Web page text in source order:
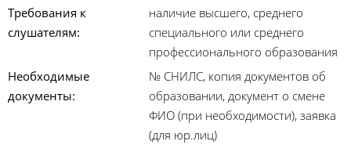
Требования к
слушателям:
наличие высшего, среднего
специального или среднего
профессионального образования
Необходимые
документы:
№ СНИЛС, копия документов об
образовании, документ о смене
ФИО (при необходимости), заявка
(для юр.лиц)